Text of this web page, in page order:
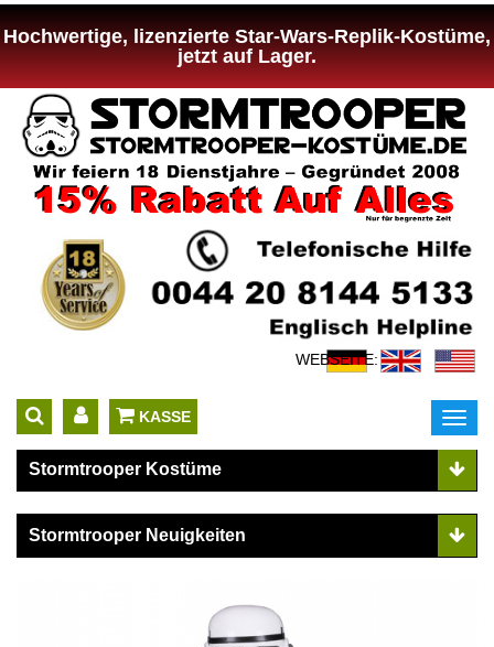
Hochwertige, lizenzierte Star-Wars-Replik-Kostüme,
jetzt auf Lager.
WEBSEITE:
KASSE
Stormtrooper Kostüme
Stormtrooper Neuigkeiten